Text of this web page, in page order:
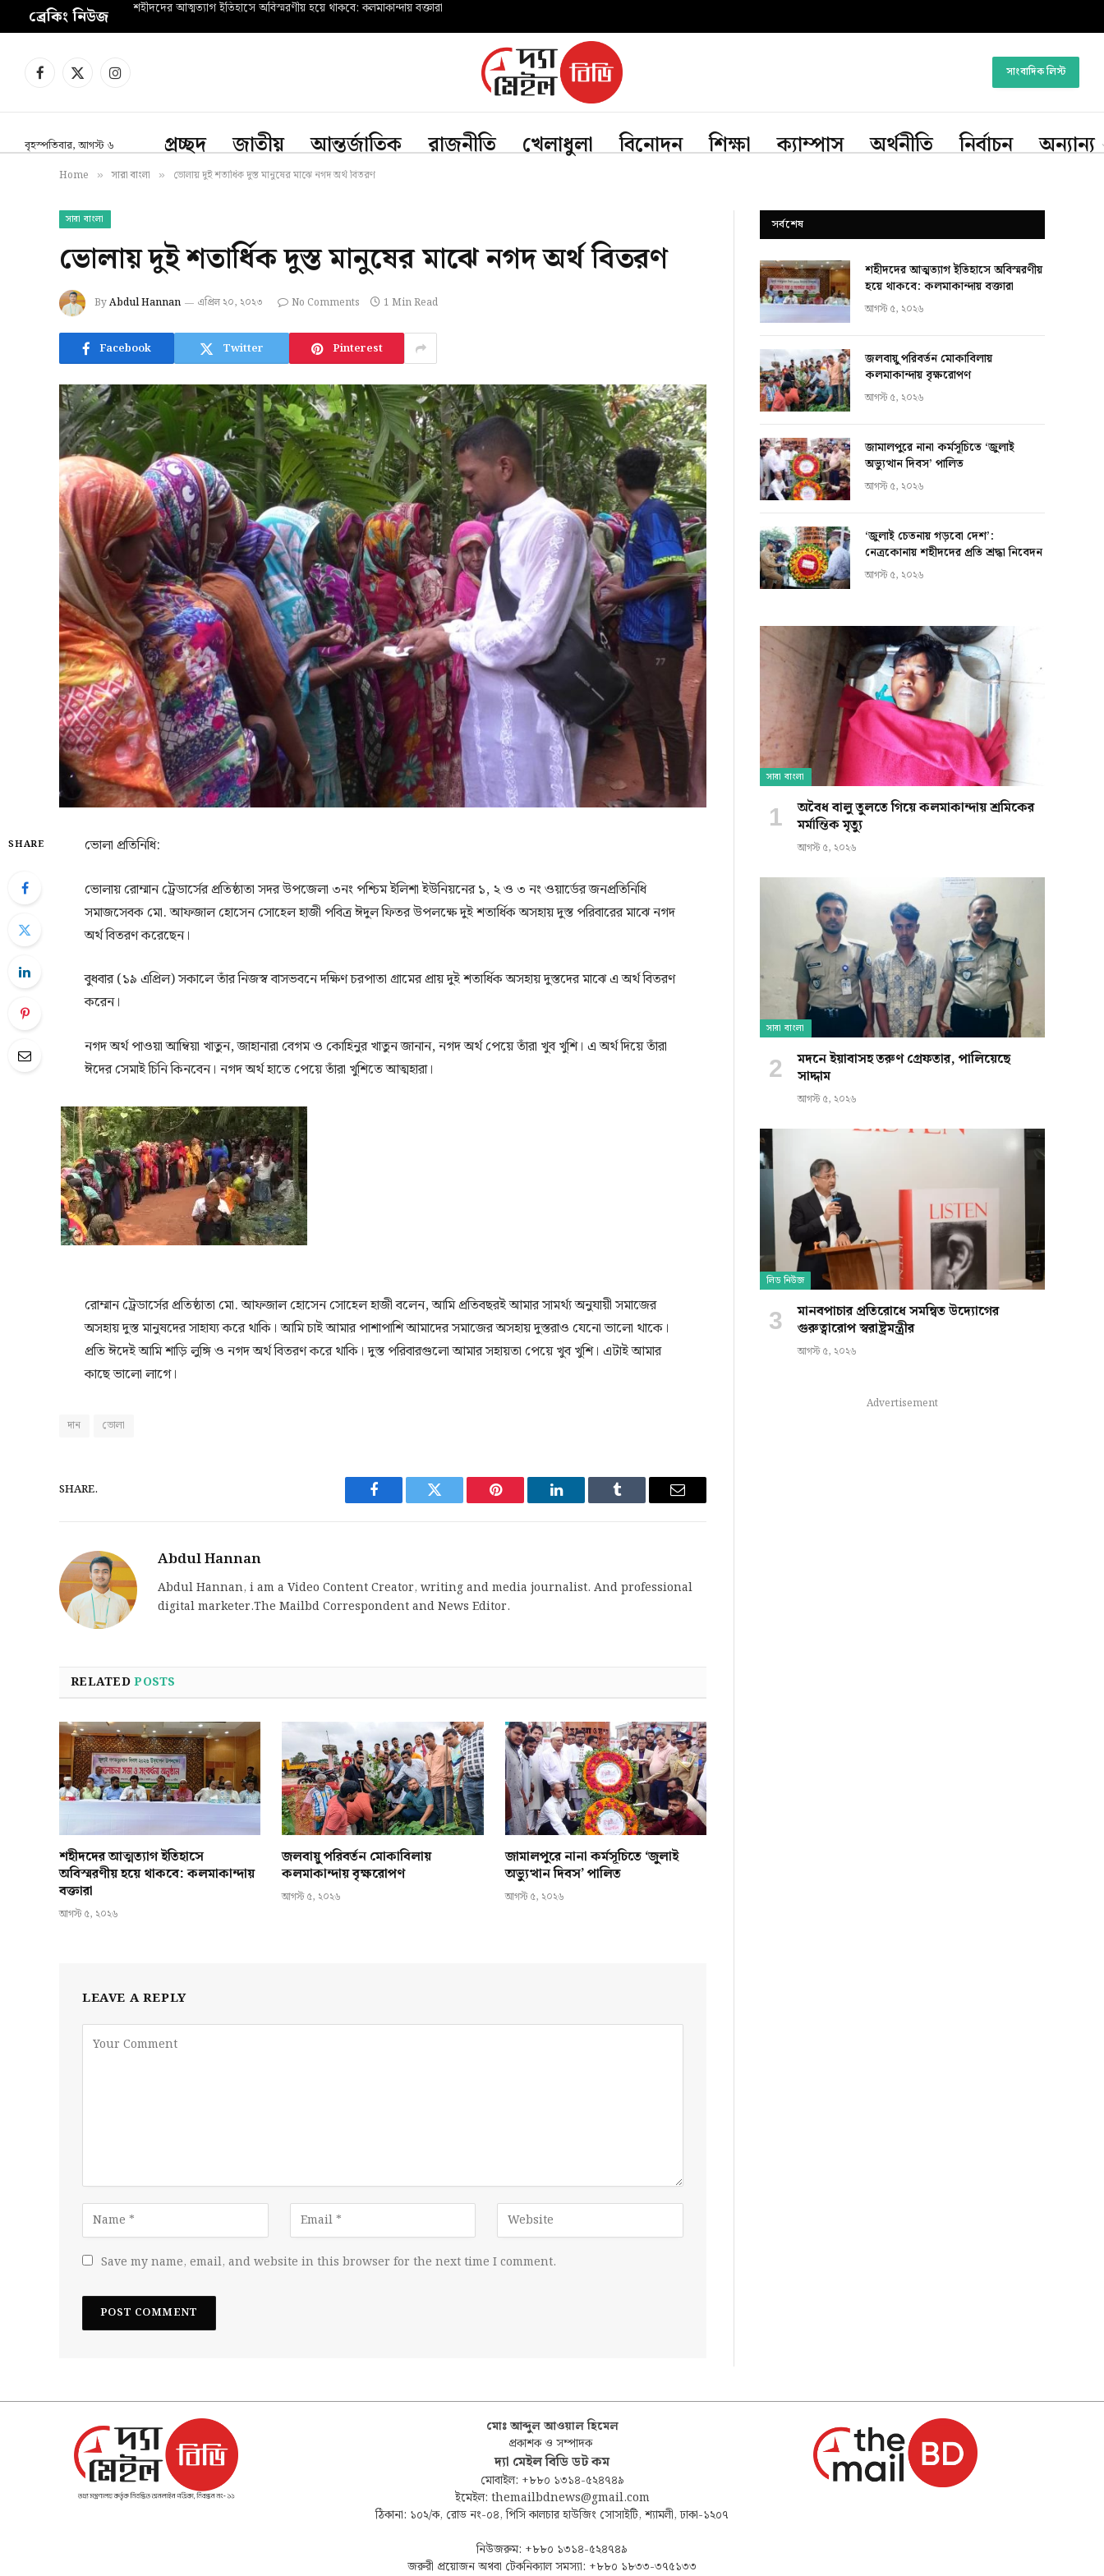
ব্রেকিং নিউজ শহীদদের আত্মত্যাগ ইতিহাসে অবিস্মরণীয় হয়ে থাকবে: কলমাকান্দায় বক্তারা
Facebook
X
Instagram সাংবাদিক লিস্ট
বৃহস্পতিবার, আগস্ট ৬ প্রচ্ছদ জাতীয় আন্তর্জাতিক রাজনীতি খেলাধুলা বিনোদন শিক্ষা ক্যাম্পাস অর্থনীতি নির্বাচন অন্যান্য
Home » সারা বাংলা » ভোলায় দুই শতার্ধিক দুস্ত মানুষের মাঝে নগদ অর্থ বিতরণ
সারা বাংলা
ভোলায় দুই শতার্ধিক দুস্ত মানুষের মাঝে নগদ অর্থ বিতরণ
ByAbdul Hannan এপ্রিল ২০, ২০২৩ No Comments 1 Min Read
Facebook Twitter Pinterest
SHARE ভোলা প্রতিনিধি:
ভোলায় রোম্মান ট্রেডার্সের প্রতিষ্ঠাতা সদর উপজেলা ৩নং পশ্চিম ইলিশা ইউনিয়নের ১, ২ ও ৩ নং ওয়ার্ডের জনপ্রতিনিধি
সমাজসেবক মো. আফজাল হোসেন সোহেল হাজী পবিত্র ঈদুল ফিতর উপলক্ষে দুই শতার্ধিক অসহায় দুস্ত পরিবারের মাঝে নগদ
অর্থ বিতরণ করেছেন।
বুধবার (১৯ এপ্রিল) সকালে তাঁর নিজস্ব বাসভবনে দক্ষিণ চরপাতা গ্রামের প্রায় দুই শতার্ধিক অসহায় দুস্তদের মাঝে এ অর্থ বিতরণ
করেন।
নগদ অর্থ পাওয়া আম্বিয়া খাতুন, জাহানারা বেগম ও কোহিনুর খাতুন জানান, নগদ অর্থ পেয়ে তাঁরা খুব খুশি। এ অর্থ দিয়ে তাঁরা
ঈদের সেমাই চিনি কিনবেন। নগদ অর্থ হাতে পেয়ে তাঁরা খুশিতে আত্মহারা।
রোম্মান ট্রেডার্সের প্রতিষ্ঠাতা মো. আফজাল হোসেন সোহেল হাজী বলেন, আমি প্রতিবছরই আমার সামর্থ্য অনুযায়ী সমাজের
অসহায় দুস্ত মানুষদের সাহায্য করে থাকি। আমি চাই আমার পাশাপাশি আমাদের সমাজের অসহায় দুস্তরাও যেনো ভালো থাকে।
প্রতি ঈদেই আমি শাড়ি লুঙ্গি ও নগদ অর্থ বিতরণ করে থাকি। দুস্ত পরিবারগুলো আমার সহায়তা পেয়ে খুব খুশি। এটাই আমার
কাছে ভালো লাগে।
দান ভোলা
SHARE.
Facebook Twitter Pinterest LinkedIn Tumblr Email
Abdul Hannan
Abdul Hannan, i am a Video Content Creator, writing and media journalist. And professional
digital marketer.The Mailbd Correspondent and News Editor.
RELATEDPOSTS
শহীদদের আত্মত্যাগ ইতিহাসে
অবিস্মরণীয় হয়ে থাকবে: কলমাকান্দায়
বক্তারা
আগস্ট ৫, ২০২৬
জলবায়ু পরিবর্তন মোকাবিলায়
কলমাকান্দায় বৃক্ষরোপণ
আগস্ট ৫, ২০২৬
জামালপুরে নানা কর্মসূচিতে ‘জুলাই
অভ্যুত্থান দিবস’ পালিত
আগস্ট ৫, ২০২৬
LEAVE A REPLY
Save my name, email, and website in this browser for the next time I comment.
সর্বশেষ
শহীদদের আত্মত্যাগ ইতিহাসে অবিস্মরণীয়
হয়ে থাকবে: কলমাকান্দায় বক্তারা
আগস্ট ৫, ২০২৬
জলবায়ু পরিবর্তন মোকাবিলায়
কলমাকান্দায় বৃক্ষরোপণ
আগস্ট ৫, ২০২৬
জামালপুরে নানা কর্মসূচিতে ‘জুলাই
অভ্যুত্থান দিবস’ পালিত
আগস্ট ৫, ২০২৬
‘জুলাই চেতনায় গড়বো দেশ’:
নেত্রকোনায় শহীদদের প্রতি শ্রদ্ধা নিবেদন
আগস্ট ৫, ২০২৬
সারা বাংলা
অবৈধ বালু তুলতে গিয়ে কলমাকান্দায় শ্রমিকের
মর্মান্তিক মৃত্যু
আগস্ট ৫, ২০২৬
সারা বাংলা
মদনে ইয়াবাসহ তরুণ গ্রেফতার, পালিয়েছে
সাদ্দাম
আগস্ট ৫, ২০২৬
লিড নিউজ
মানবপাচার প্রতিরোধে সমন্বিত উদ্যোগের
গুরুত্বারোপ স্বরাষ্ট্রমন্ত্রীর
আগস্ট ৫, ২০২৬
Advertisement
মোঃ আব্দুল আওয়াল হিমেল
প্রকাশক ও সম্পাদক
দ্যা মেইল বিডি ডট কম
মোবাইল: +৮৮০ ১৩১৪-৫২৪৭৪৯
ইমেইল: themailbdnews@gmail.com
ঠিকানা: ১০২/ক, রোড নং-০৪, পিসি কালচার হাউজিং সোসাইটি, শ্যামলী, ঢাকা-১২০৭
নিউজরুম: +৮৮০ ১৩১৪-৫২৪৭৪৯
জরুরী প্রয়োজন অথবা টেকনিক্যাল সমস্যা: +৮৮০ ১৮৩৩-৩৭৫১৩৩